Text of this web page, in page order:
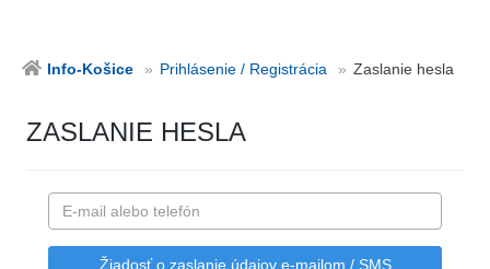
Info-Košice Prihlásenie / Registrácia Zaslanie hesla
ZASLANIE HESLA